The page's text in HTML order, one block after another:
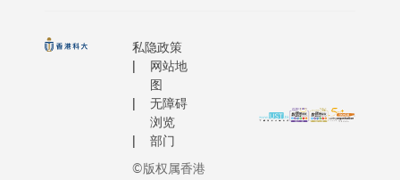
私隐政策
网站地
图
无障碍
浏览
部门
©版权属香港